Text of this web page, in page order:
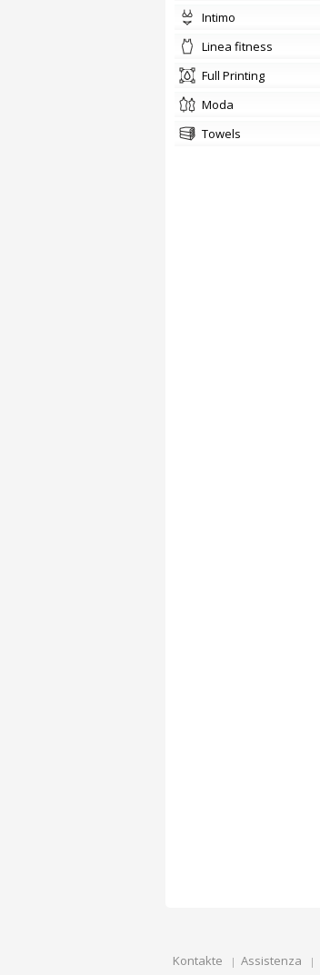
intimo
linea fitness
Full Printing
moda
towels
Kontakte Assistenza